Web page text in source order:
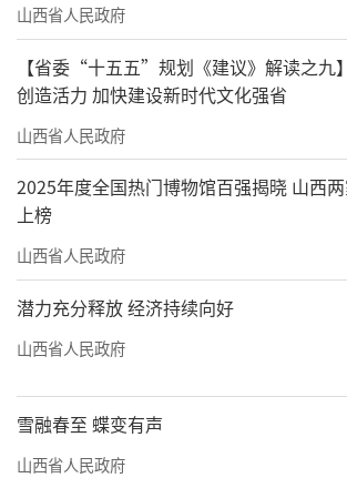
山西省人民政府
【省委“十五五”规划《建议》解读之九
创造活力 加快建设新时代文化强省
山西省人民政府
2025年度全国热门博物馆百强揭晓 山西两
上榜
山西省人民政府
潜力充分释放 经济持续向好
山西省人民政府
雪融春至 蝶变有声
山西省人民政府